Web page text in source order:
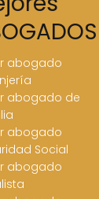
abogado
abogado de
abogado
Social
abogado